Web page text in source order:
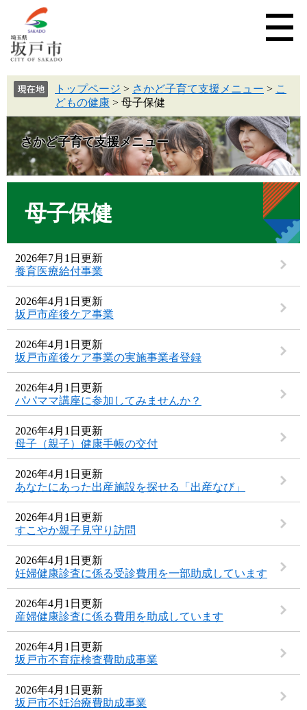
トップページ > さかど子育て支援メニュー > こ
どもの健康 > 母子保健
さかど子育て支援メニュー
母子保健
2026年7月1日更新
養育医療給付事業
2026年4月1日更新
坂戸市産後ケア事業
2026年4月1日更新
坂戸市産後ケア事業の実施事業者登録
2026年4月1日更新
パパママ講座に参加してみませんか？
2026年4月1日更新
母子（親子）健康手帳の交付
2026年4月1日更新
あなたにあった出産施設を探せる「出産なび」
2026年4月1日更新
すこやか親子見守り訪問
2026年4月1日更新
妊婦健康診査に係る受診費用を一部助成しています
2026年4月1日更新
産婦健康診査に係る費用を助成しています
2026年4月1日更新
坂戸市不育症検査費助成事業
2026年4月1日更新
坂戸市不妊治療費助成事業